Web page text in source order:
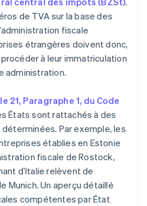
de TVA sur la base des
fiscale
étrangères doivent donc,
à leur immatriculation
administration.
21, Paragraphe 1, du Code
États sont rattachés à des
Par exemple, les
établies en Estonie
fiscale de Rostock,
d’Italie relèvent de
Munich. Un aperçu détaillé
compétentes par État